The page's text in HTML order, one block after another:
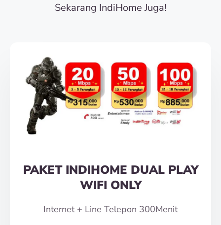
Sekarang IndiHome Juga!
PAKET INDIHOME DUAL PLAY
WIFI ONLY
Internet + Line Telepon 300Menit